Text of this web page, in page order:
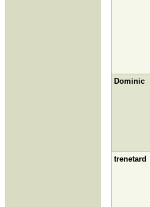
Dominic
trenetard